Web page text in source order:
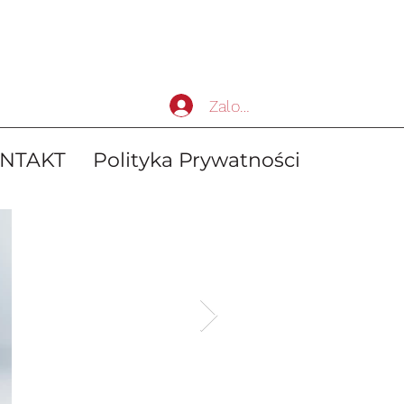
Polityka Prywatności
Zaloguj się